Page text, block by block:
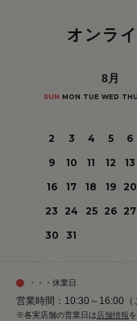
オンラ
8月
SUN MON TUE WED THU
2
3 4 5 6
9
10 11 12 13
16
17 18 19 20
23
24 25 26 27
30
31
・・・休業日
営業時間：10:30～16:00（
※各実店舗の営業日は 店舗情報